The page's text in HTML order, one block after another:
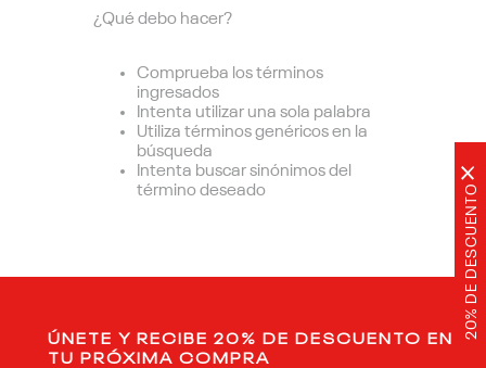
20% DE DESCUENTO
×
¿Qué debo hacer?
Comprueba los términos
ingresados
Intenta utilizar una sola palabra
Utiliza términos genéricos en la
búsqueda
Intenta buscar sinónimos del
término deseado
ÚNETE Y RECIBE 20% DE DESCUENTO EN
TU PRÓXIMA COMPRA